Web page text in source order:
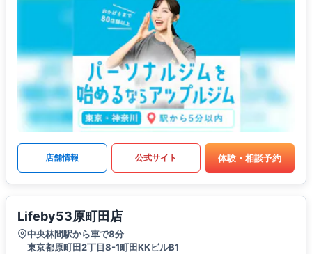
店舗情報 公式サイト 体験・相談予約
Lifeby53原町田店
中央林間駅から車で8分
東京都原町田2丁目8-1町田KKビルB1